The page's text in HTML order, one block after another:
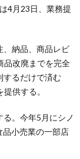
4月23日、業務提
、納品、商品レビ
品改廃までを完全
するだけで済む
供する。
。今年5月にシノ
小売業の一部店